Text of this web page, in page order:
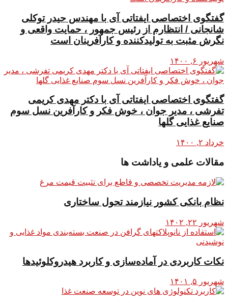
گفتگوی اختصاصی ایفتاتی آی با مهندس حیدر توکلی
شانجانی / انتظارم از رئیس جمهور ، حمایت واقعی و
نگرش مثبت به تولیدکننده و کارآفرینان است
شهریور ۶, ۱۴۰۰
گفتگوی اختصاصی ایفتاتی آی با دکتر مهدی کریمی
تفرشی ، مدیر جوان ، خوش فکر و کارآفرین نسل سوم
صنایع غذایی گلها
خرداد ۲, ۱۴۰۰
مقالات علمی و یاداشت ها
نظام بانکی کشور نیازمند تحول ساختاری
شهریور ۲۲, ۱۴۰۲
نکات کاربردی در آماده‌سازی و کاربرد هیدروکلوئیدها
شهریور ۵, ۱۴۰۱